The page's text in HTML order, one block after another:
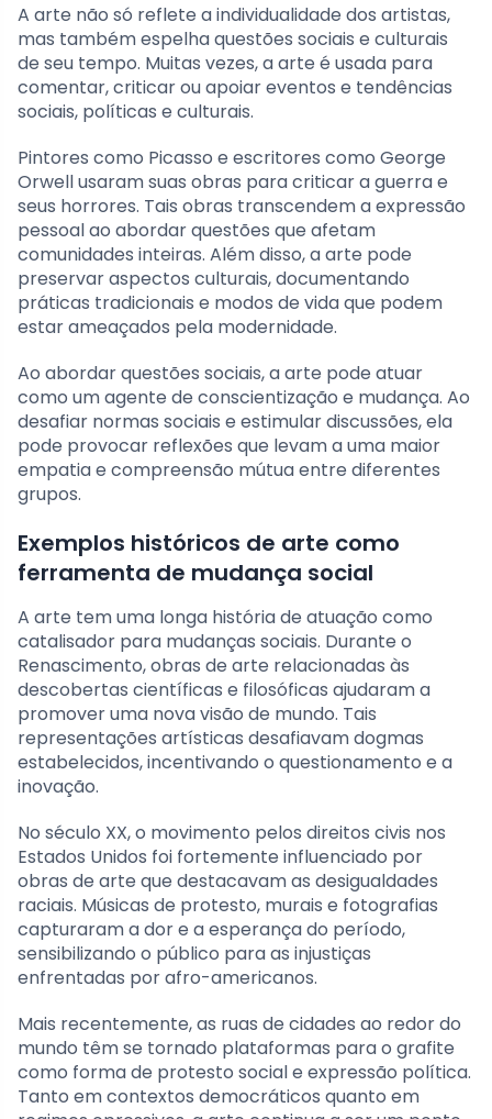
A arte não só reflete a individualidade dos artistas,
mas também espelha questões sociais e culturais
de seu tempo. Muitas vezes, a arte é usada para
comentar, criticar ou apoiar eventos e tendências
sociais, políticas e culturais.
Pintores como Picasso e escritores como George
Orwell usaram suas obras para criticar a guerra e
seus horrores. Tais obras transcendem a expressão
pessoal ao abordar questões que afetam
comunidades inteiras. Além disso, a arte pode
preservar aspectos culturais, documentando
práticas tradicionais e modos de vida que podem
estar ameaçados pela modernidade.
Ao abordar questões sociais, a arte pode atuar
como um agente de conscientização e mudança. Ao
desafiar normas sociais e estimular discussões, ela
pode provocar reflexões que levam a uma maior
empatia e compreensão mútua entre diferentes
grupos.
Exemplos históricos de arte como
ferramenta de mudança social
A arte tem uma longa história de atuação como
catalisador para mudanças sociais. Durante o
Renascimento, obras de arte relacionadas às
descobertas científicas e filosóficas ajudaram a
promover uma nova visão de mundo. Tais
representações artísticas desafiavam dogmas
estabelecidos, incentivando o questionamento e a
inovação.
No século XX, o movimento pelos direitos civis nos
Estados Unidos foi fortemente influenciado por
obras de arte que destacavam as desigualdades
raciais. Músicas de protesto, murais e fotografias
capturaram a dor e a esperança do período,
sensibilizando o público para as injustiças
enfrentadas por afro-americanos.
Mais recentemente, as ruas de cidades ao redor do
mundo têm se tornado plataformas para o grafite
como forma de protesto social e expressão política.
Tanto em contextos democráticos quanto em